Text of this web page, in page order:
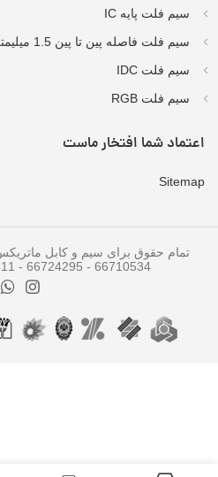
سیم فلت پایه IC
سیم فلت فاصله پین تا پین 1.5 میلیمتر
سیم فلت IDC
سیم فلت RGB
اعتماد شما افتخار ماست
Sitemap
تمام حقوق برای سیم و کابل
66710534 - 66724295 - 66723411 - 66723379